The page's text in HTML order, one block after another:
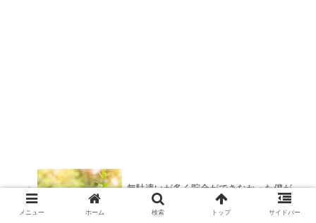
無駄遣いが多く貯金ができなかった僕が
300万貯められた方法
メニュー ホーム 検索 トップ サイドバー